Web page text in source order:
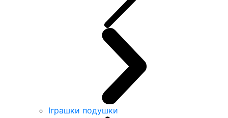
Іграшки подушки